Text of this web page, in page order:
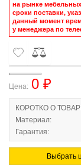
на рынке
сроки поставки,
данный момент
у менеджера по
Цена: 0 ₽
КОРОТКО О
Материал:
Гарантия:
Выбрать